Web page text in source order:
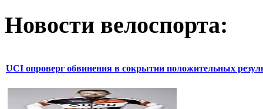
Новости велоспорта:
UCI опроверг обвинения в сокрытии положительных